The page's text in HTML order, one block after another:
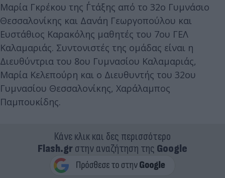
Μαρία Γκρέκου της Γ΄τάξης από το 32ο Γυμνάσιο
Θεσσαλονίκης και Δανάη Γεωργοπούλου και
Ευστάθιος Καρακόλης μαθητές του 7ου ΓΕΛ
Καλαμαριάς. Συντονιστές της ομάδας είναι η
Διευθύντρια του 8ου Γυμνασίου Καλαμαριάς,
Μαρία Κελεπούρη και ο Διευθυντής του 32ου
Γυμνασίου Θεσσαλονίκης, Χαράλαμπος
Παμπουκίδης.
Κάνε κλικ και δες περισσότερο
Flash.grστην αναζήτηση της Google